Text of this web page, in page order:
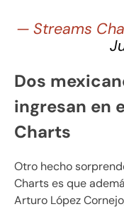
— Streams
Dos
ingresan en
Charts
Otro hecho
Charts es que
Arturo López